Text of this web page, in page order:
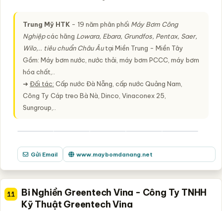
Trung Mỹ HTK - 19 năm phân phối Máy Bơm Công
Nghiệpcác hãng Lowara, Ebara, Grundfos, Pentax, Saer,
Wilo,.. tiêu chuẩn Châu Âutại Miền Trung - Miền Tây
Gồm: Máy bơm nước, nước thải, máy bơm PCCC, máy bơm
hóa chất,..
➜ Đối tác: Cấp nước Đà Nẵng, cấp nước Quảng Nam,
Công Ty Cáp treo Bà Nà, Dinco, Vinaconex 25,
Sungroup,..
Gửi Email www.maybomdanang.net
11
Bi Nghiền Greentech Vina - Công Ty TNHH
Kỹ Thuật Greentech Vina